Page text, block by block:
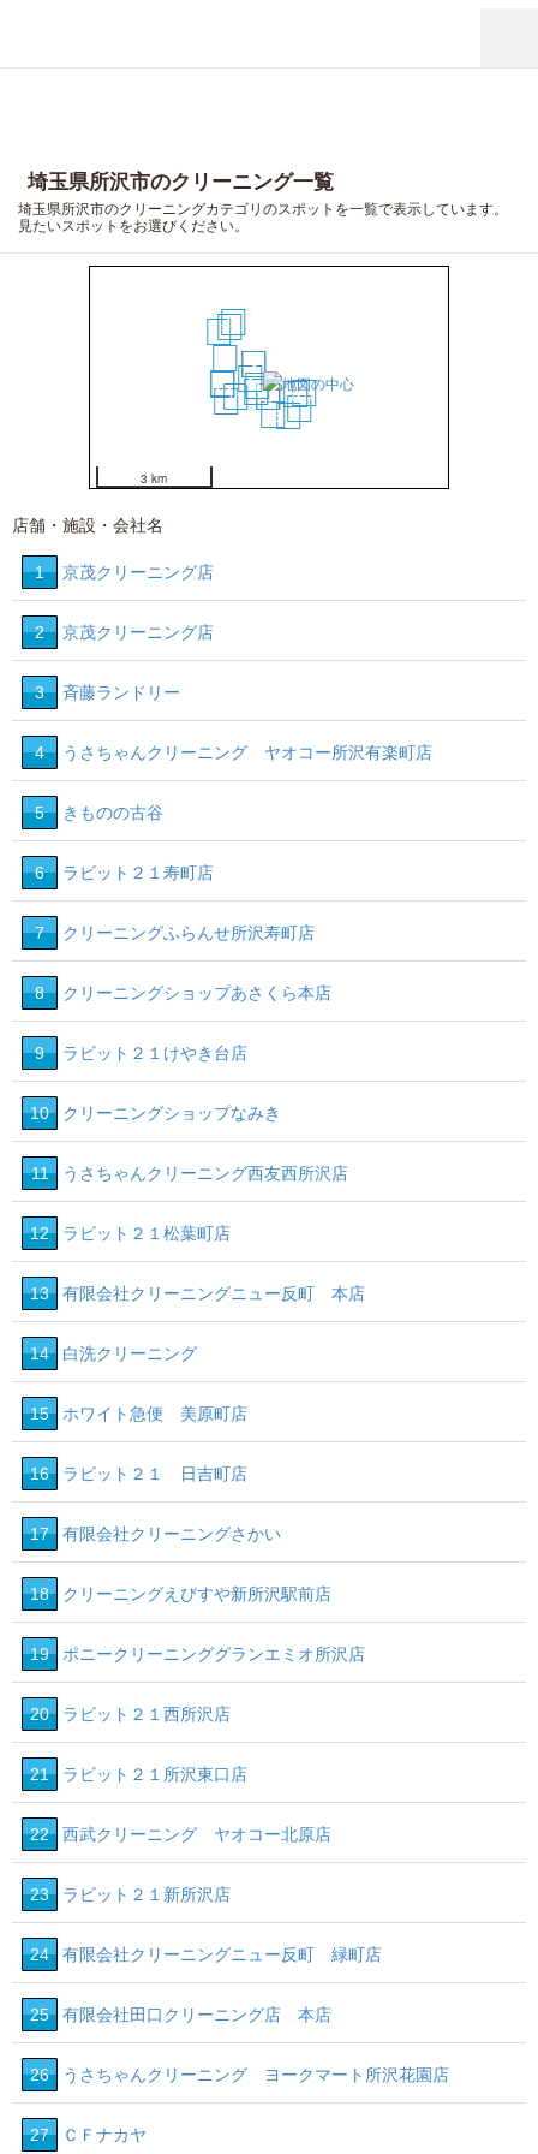
埼玉県所沢市のクリーニング一覧
埼玉県所沢市のクリーニングカテゴリのスポットを一覧で表示しています。
見たいスポットをお選びください。
1
2
34
56
7 810
11
12
13
14
15
16 17
18
19
20
3 km
店舗・施設・会社名
1 京茂クリーニング店
2 京茂クリーニング店
3 斉藤ランドリー
4 うさちゃんクリーニング ヤオコー所沢有楽町店
5 きものの古谷
6 ラビット２１寿町店
7 クリーニングふらんせ所沢寿町店
8 クリーニングショップあさくら本店
9 ラビット２１けやき台店
10 クリーニングショップなみき
11 うさちゃんクリーニング西友西所沢店
12 ラビット２１松葉町店
13 有限会社クリーニングニュー反町 本店
14 白洗クリーニング
15 ホワイト急便 美原町店
16 ラビット２１ 日吉町店
17 有限会社クリーニングさかい
18 クリーニングえびすや新所沢駅前店
19 ポニークリーニンググランエミオ所沢店
20 ラビット２１西所沢店
21 ラビット２１所沢東口店
22 西武クリーニング ヤオコー北原店
23 ラビット２１新所沢店
24 有限会社クリーニングニュー反町 緑町店
25 有限会社田口クリーニング店 本店
26 うさちゃんクリーニング ヨークマート所沢花園店
27 ＣＦナカヤ